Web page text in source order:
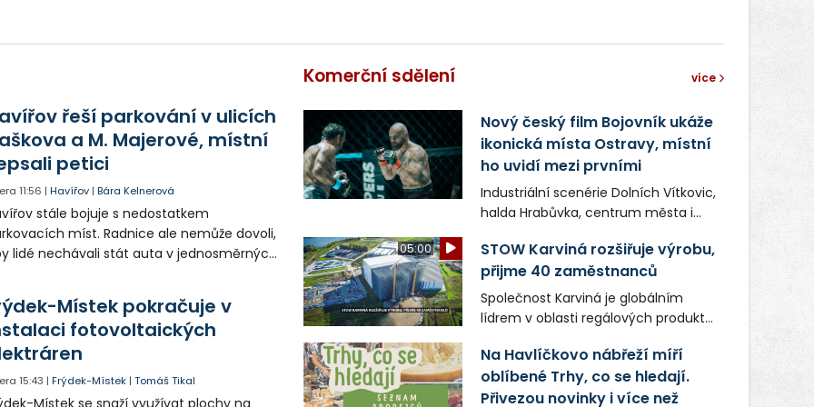
řeší parkování v ulicích
a M. Majerové, místní
petici
11:56 |Havířov |Bára Kelnerová
stále bojuje s nedostatkem
míst. Radnice ale nemůže dovoli,
lidé nechávali stát auta v jednosměrných
někteří obyvatelé rozhodli sepsat petici.
Místek pokračuje v
fotovoltaických
15:43 |Frýdek-Místek |Tomáš Tikal
Místek se snaží využívat plochy na
Komerční sdělení více
Nový český film Bojovník ukáže
ikonická místa Ostravy, místní
ho uvidí mezi prvními
Industriální scenérie Dolních Vítkovic,
halda Hrabůvka, centrum města i
v novém filmu Bojovník, který vstoupí
do kin už 13. srpna. Režiséři Vojtěch
Frič a Tomáš Dianiška si
moravskoslezskou metropoli
nevybrali náhodou – její syrová
atmosféra se stala přirozenou
součástí příběhu bývalého
boxerského šampiona Hoffa (Milan
05:00
STOW Karviná rozšiřuje výrobu,
přijme 40 zaměstnanců
Společnost Karviná je globálním
lídrem v oblasti regálových produktů
zaměstnavatelem na Karvinsku a
firmou s obrovským potenciálem.
Na Havlíčkovo nábřeží míří
oblíbené Trhy, co se hledají.
Přivezou novinky i více než